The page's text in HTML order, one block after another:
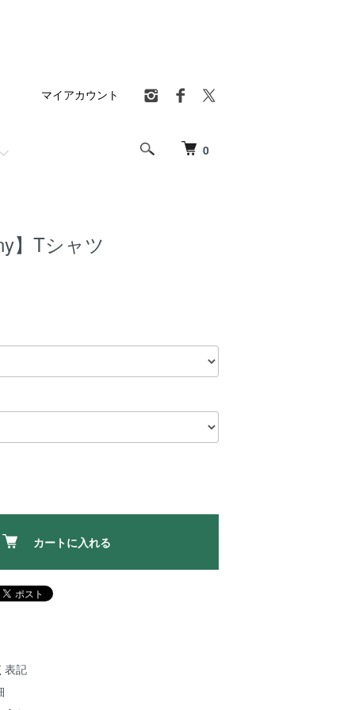
0
マイアカウント
】Tシャツ
カートに入れる
表記